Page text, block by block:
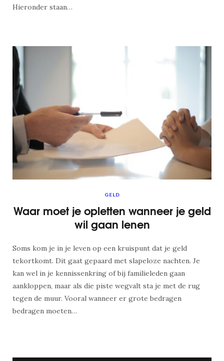
Hieronder staan…
GELD
Waar moet je opletten wanneer je geld
wil gaan lenen
Soms kom je in je leven op een kruispunt dat je geld
tekortkomt. Dit gaat gepaard met slapeloze nachten. Je
kan wel in je kennissenkring of bij familieleden gaan
aankloppen, maar als die piste wegvalt sta je met de rug
tegen de muur. Vooral wanneer er grote bedragen
bedragen moeten…